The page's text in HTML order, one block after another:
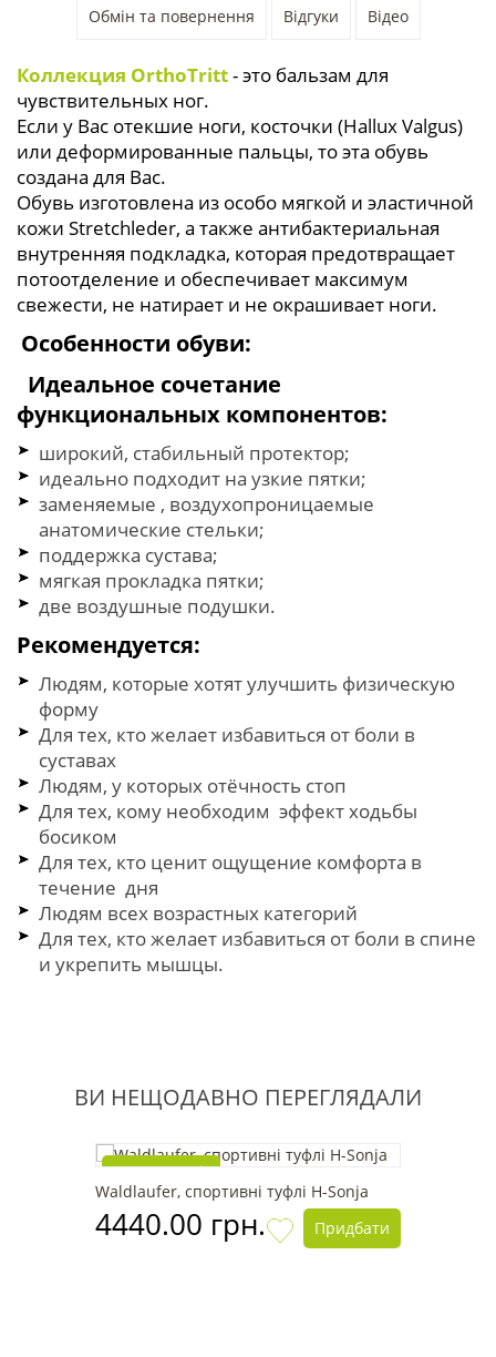
Обмін та повернення Відгуки Відео
Коллекция OrthoTritt- это бальзам для
чувствительных ног.
Если у Вас отекшие ноги, косточки (Hallux Valgus)
или деформированные пальцы, то эта обувь
создана для Вас.
Обувь изготовлена из особо мягкой и эластичной
кожи Stretchleder, а также антибактериальная
внутренняя подкладка, которая предотвращает
потоотделение и обеспечивает максимум
свежести, не натирает и не окрашивает ноги.
Особенности обуви:
Идеальное сочетание
функциональных компонентов:
широкий, стабильный протектор;
идеально подходит на узкие пятки;
заменяемые , воздухопроницаемые
анатомические стельки;
поддержка сустава;
мягкая прокладка пятки;
две воздушные подушки.
Рекомендуется:
Людям, которые хотят улучшить физическую
форму
Для тех, кто желает избавиться от боли в
суставах
Людям, у которых отёчность стоп
Для тех, кому необходим эффект ходьбы
босиком
Для тех, кто ценит ощущение комфорта в
течение дня
Людям всех возрастных категорий
Для тех, кто желает избавиться от боли в спине
и укрепить мышцы.
ВИ НЕЩОДАВНО ПЕРЕГЛЯДАЛИ
Топ продажів
Waldlaufer, спортивні туфлі H-Sonja
4440.00 грн. Придбати